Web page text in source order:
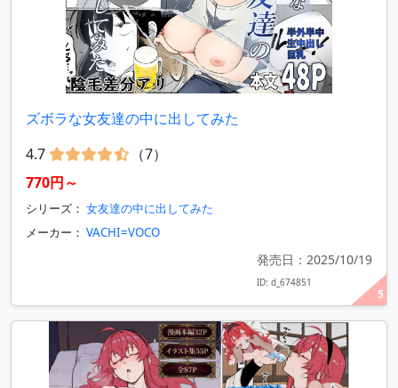
5
ズボラな女友達の中に出してみた
4.7
（7）
770円～
シリーズ： 女友達の中に出してみた
メーカー： VACHI=VOCO
発売日：2025/10/19
ID: d_674851